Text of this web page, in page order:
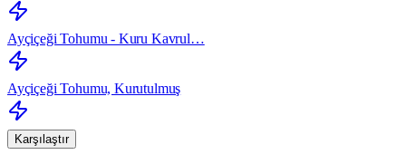
Ayçiçeği Tohumu - Kuru Kavrul…
Ayçiçeği Tohumu, Kurutulmuş
Karşılaştır